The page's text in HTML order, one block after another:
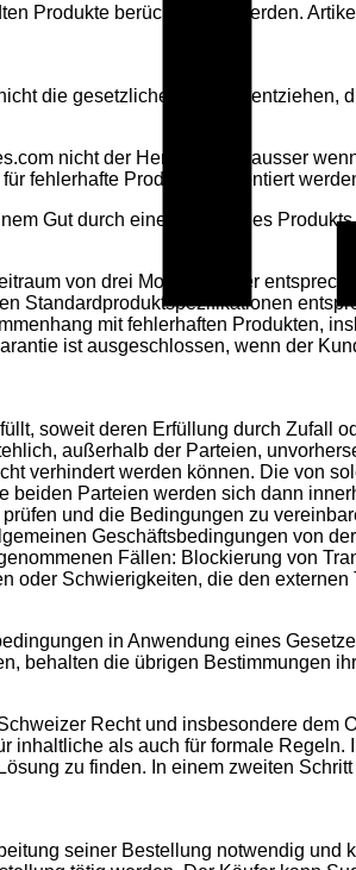
Produkte berücksichtigt werden.
die gesetzliche Garantie
nicht der Hersteller ist, ausser
fehlerhafte Produkte präsentiert
Gut durch einen Fehler des
von drei Monaten, oder
Standardproduktspezifikationen
mit fehlerhaften Produkten,
ist ausgeschlossen, wenn der
soweit deren Erfüllung durch Zufall
außerhalb der Parteien,
verhindert werden können. Die von
Parteien werden sich dann
und die Bedingungen zu
Geschäftsbedingungen von
Fällen: Blockierung von
oder Schwierigkeiten, die den
in Anwendung eines
behalten die übrigen Bestimmungen
Recht und insbesondere dem
als auch für formale
zu finden. In einem zweiten
seiner Bestellung notwendig